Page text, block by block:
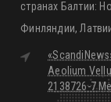
многоязычный
странах Балтии:
Финляндии,
Aeolium